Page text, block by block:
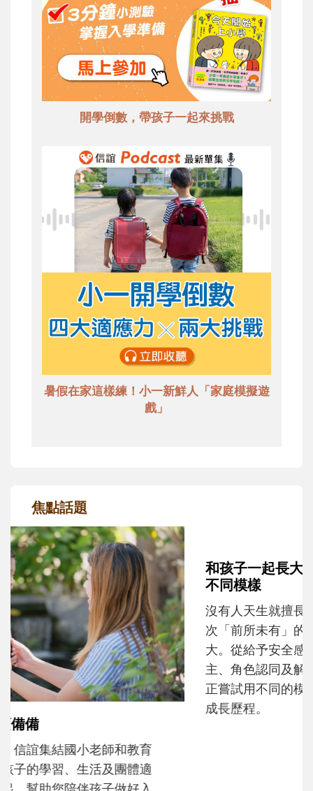
開學倒數，帶孩子一起來挑戰
暑假在家這樣練！小一新鮮人「家庭模擬遊
戲」
焦點話題
和孩子一起長大的那個男人│讀懂父親的
不同模樣
沒有人天生就擅長當爸爸！男人總是在一次
次「前所未有」的體驗中，跟著孩子一起長